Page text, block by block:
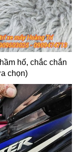
hố, chắc chắn
chọn)